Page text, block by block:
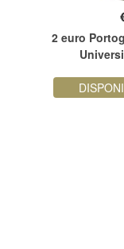
2 euro